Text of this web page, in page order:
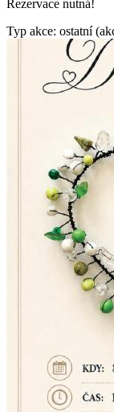
Rezervace nutná!
Typ akce: ostatní